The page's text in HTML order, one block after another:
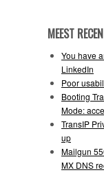
MEEST
You have
LinkedIn
Poor
Booting
Mode:
TransIP
up
Mailgun
MX DNS